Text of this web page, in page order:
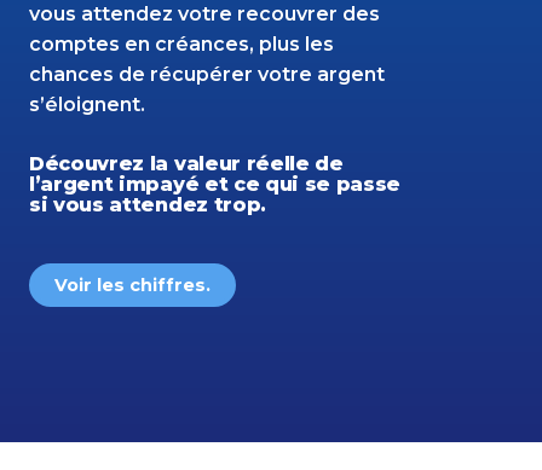
vous attendez votre recouvrer des
comptes en créances, plus les
chances de récupérer votre argent
s’éloignent.
Découvrez la valeur réelle de
l’argent impayé et ce qui se passe
si vous attendez trop.
Voir les chiffres.